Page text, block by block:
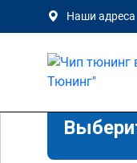
Наши адреса